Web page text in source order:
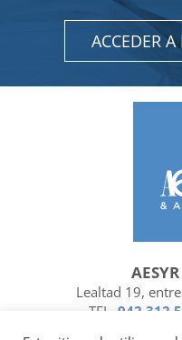
ACCEDER
Lealtad 19,
TEL. 942 312